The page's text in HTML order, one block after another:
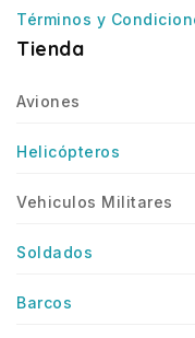
Términos y
Tienda
Aviones
Helicópteros
Vehiculos Militares
Soldados
Barcos